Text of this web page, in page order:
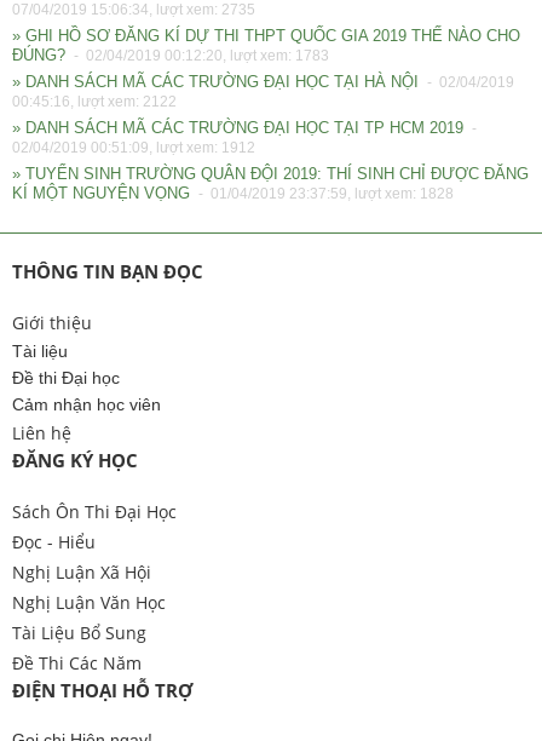
07/04/2019 15:06:34, lượt xem: 2735
» GHI HỒ SƠ ĐĂNG KÍ DỰ THI THPT QUỐC GIA 2019 THẾ NÀO CHO
ĐÚNG? - 02/04/2019 00:12:20, lượt xem: 1783
» DANH SÁCH MÃ CÁC TRƯỜNG ĐẠI HỌC TẠI HÀ NỘI
- 02/04/2019
00:45:16, lượt xem: 2122
» DANH SÁCH MÃ CÁC TRƯỜNG ĐẠI HỌC TẠI TP HCM 2019 -
02/04/2019 00:51:09, lượt xem: 1912
» TUYỂN SINH TRƯỜNG QUÂN ĐỘI 2019: THÍ SINH CHỈ ĐƯỢC ĐĂNG
KÍ MỘT NGUYỆN VỌNG - 01/04/2019 23:37:59, lượt xem: 1828
THÔNG TIN BẠN ĐỌC
Giới thiệu
Tài liệu
Đề thi Đại học
Cảm nhận học viên
Liên hệ
ĐĂNG KÝ HỌC
Sách Ôn Thi Đại Học
Đọc - Hiểu
Nghị Luận Xã Hội
Nghị Luận Văn Học
Tài Liệu Bổ Sung
Đề Thi Các Năm
ĐIỆN THOẠI HỖ TRỢ